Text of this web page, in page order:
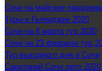
Сочи на майские
Туры в Геленджик 2020
Сочи на 8 марта тур 2020
Сочи на 23 февраля тур
Тур выходного дня в Сочи
Санаторий Сочи лето 2020